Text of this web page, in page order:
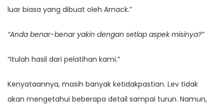
luar biasa yang dibuat oleh Arnack.”
“Anda benar-benar yakin dengan setiap aspek misinya?”
“Itulah hasil dari pelatihan kami.”
Kenyataannya, masih banyak ketidakpastian. Lev tidak
akan mengetahui beberapa detail sampai turun. Namun,